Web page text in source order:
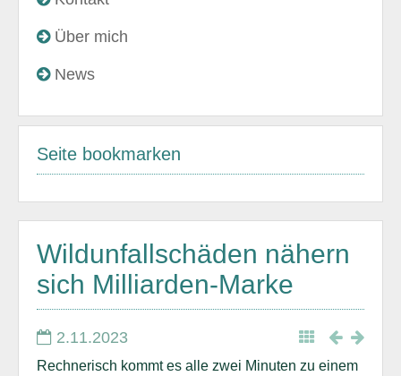
Über mich
News
Seite bookmarken
Wildunfallschäden nähern
sich Milliarden-Marke
2.11.2023
Rechnerisch kommt es alle zwei Minuten zu einem